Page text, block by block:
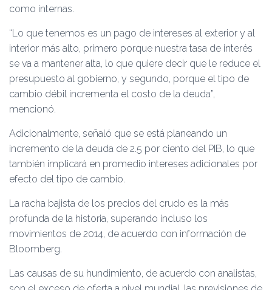
como internas.
“Lo que tenemos es un pago de intereses al exterior y al
interior más alto, primero porque nuestra tasa de interés
se va a mantener alta, lo que quiere decir que le reduce el
presupuesto al gobierno, y segundo, porque el tipo de
cambio débil incrementa el costo de la deuda”,
mencionó.
Adicionalmente, señaló que se está planeando un
incremento de la deuda de 2.5 por ciento del PIB, lo que
también implicará en promedio intereses adicionales por
efecto del tipo de cambio.
La racha bajista de los precios del crudo es la más
profunda de la historia, superando incluso los
movimientos de 2014, de acuerdo con información de
Bloomberg.
Las causas de su hundimiento, de acuerdo con analistas,